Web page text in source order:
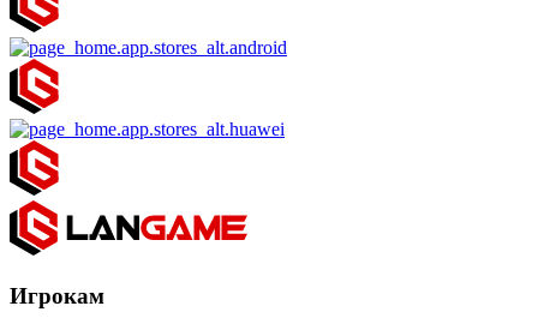
Игрокам